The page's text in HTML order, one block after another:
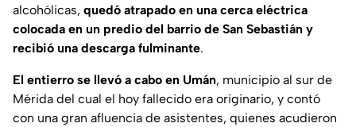
alcohólicas, quedó atrapado en una cerca eléctrica
colocada en un predio del barrio de San Sebastián y
recibió una descarga fulminante.
El entierro se llevó a cabo en Umán, municipio al sur de
Mérida del cual el hoy fallecido era originario, y contó
con una gran afluencia de asistentes, quienes acudieron